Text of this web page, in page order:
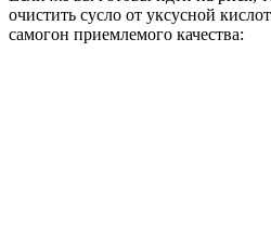
очистить сусло от уксусной
самогон приемлемого качества: